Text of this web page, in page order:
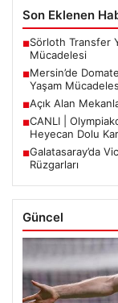
Son Eklenen
■Sörloth Transfer
Mücadelesi
■Mersin’de
Yaşam
■Açık Alan
■CANLI |
Heyecan Dolu
■Galatasaray’da
Rüzgarları
Güncel